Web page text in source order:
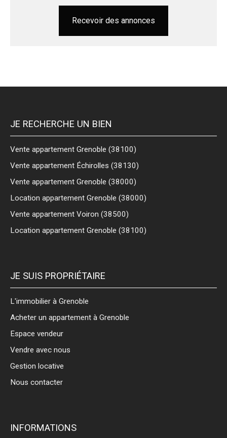
Recevoir des annonces
JE RECHERCHE UN BIEN
Vente appartement Grenoble (38100)
Vente appartement Échirolles (38130)
Vente appartement Grenoble (38000)
Location appartement Grenoble (38000)
Vente appartement Voiron (38500)
Location appartement Grenoble (38100)
JE SUIS PROPRIÉTAIRE
L'immobilier à Grenoble
Acheter un appartement à Grenoble
Espace vendeur
Vendre avec nous
Gestion locative
Nous contacter
INFORMATIONS